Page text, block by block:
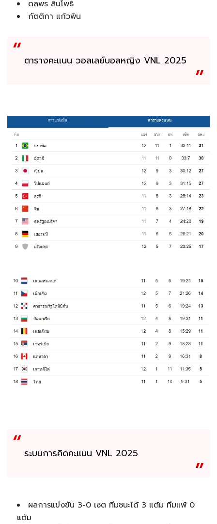
ดลพร สินโพธิ์
กัตติกา แก้วพิน
ตารางคะแนน วอลเลย์บอลหญิง VNL 2025
ระบบการคิดคะแนน VNL 2025
ผลการแข่งขัน 3-0 เซต ทีมชนะได้ 3 แต้ม ทีมแพ้ 0
แต้ม